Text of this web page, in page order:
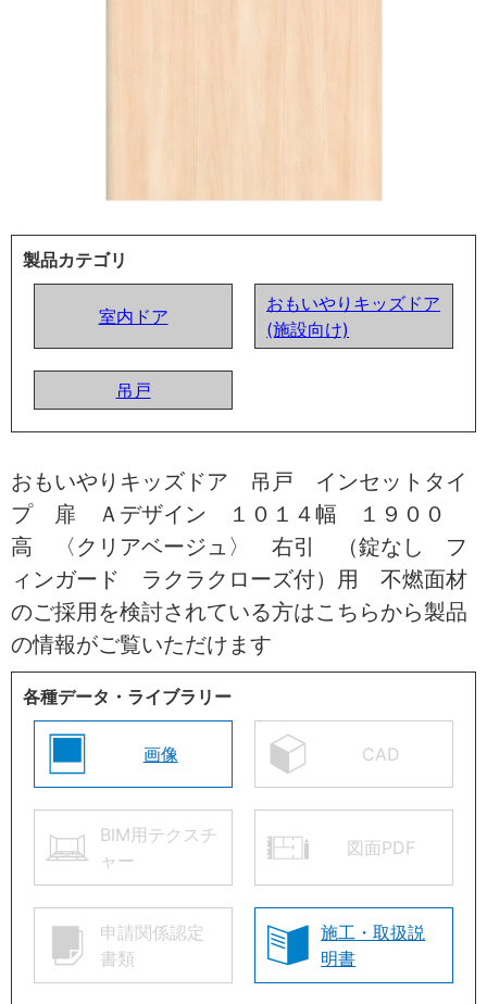
製品カテゴリ
室内ドア
おもいやりキッズドア
(施設向け)
吊戸
おもいやりキッズドア 吊戸 インセットタイ
プ 扉 Ａデザイン １０１４幅 １９００
高 〈クリアベージュ〉 右引 （錠なし フ
ィンガード ラクラクローズ付）用 不燃面材
のご採用を検討されている方はこちらから製品
の情報がご覧いただけます
各種データ・ライブラリー
画像 CAD
BIM用テクスチ
ャー
図面PDF
申請関係認定
書類
施工・取扱説
明書